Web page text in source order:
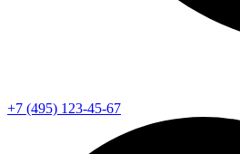
+7 (495) 123-45-67